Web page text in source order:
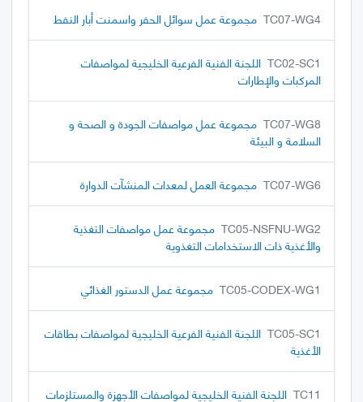
TC07-WG4 مجموعة عمل سوائل الحفر واسمنت أبار النفط
TC02-SC1 اللجنة الفنية الفرعية الخليجية لمواصفات
المركبات والإطارات
TC07-WG8 مجموعة عمل مواصفات الجودة و الصحة و
السلامة و البيئة
TC07-WG6 مجموعة العمل لمعدات المنشآت الدوارة
TC05-NSFNU-WG2 مجموعة عمل مواصفات التغذية
والأغذية ذات الاستخدامات التغذوية
TC05-CODEX-WG1 مجموعة عمل الدستور الغذائي
TC05-SC1 اللجنة الفنية الفرعية الخليجية لمواصفات بطاقات
الأغذية
TC11 اللجنة الفنية الخليجية لمواصفات الأجهزة والمستلزمات